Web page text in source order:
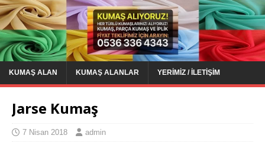
KUMAŞ ALAN KUMAŞ ALANLAR YERIMIZ / İLETIŞIM
Jarse Kumaş
7 Nisan 2018 admin